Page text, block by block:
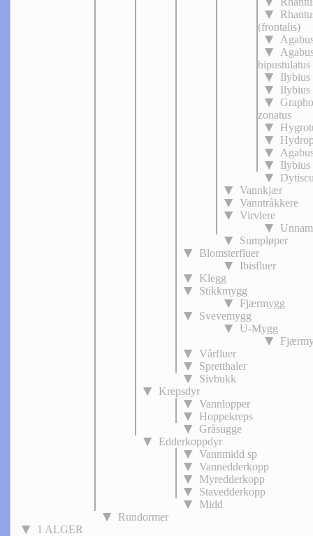
(frontalis)
bipustulatus
Ilybius
Ilybius
zonatus
Ilybius
Vannkjær
Vanntråkkere
Virvlere
Sumpløper
Blomsterfluer
Ibisfluer
Klegg
Stikkmygg
Fjærmygg
Svevemygg
U-Mygg
Vårfluer
Spretthaler
Sivbukk
Krepsdyr
Vannlopper
Hoppekreps
Gråsugge
Edderkoppdyr
Vannmidd sp
Vannedderkopp
Myredderkopp
Stavedderkopp
Midd
Rundormer
1 ALGER